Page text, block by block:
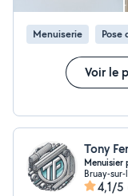
Menuiserie Pose
Voir le
Tony
Menuisier
Bruay-
4,1/5